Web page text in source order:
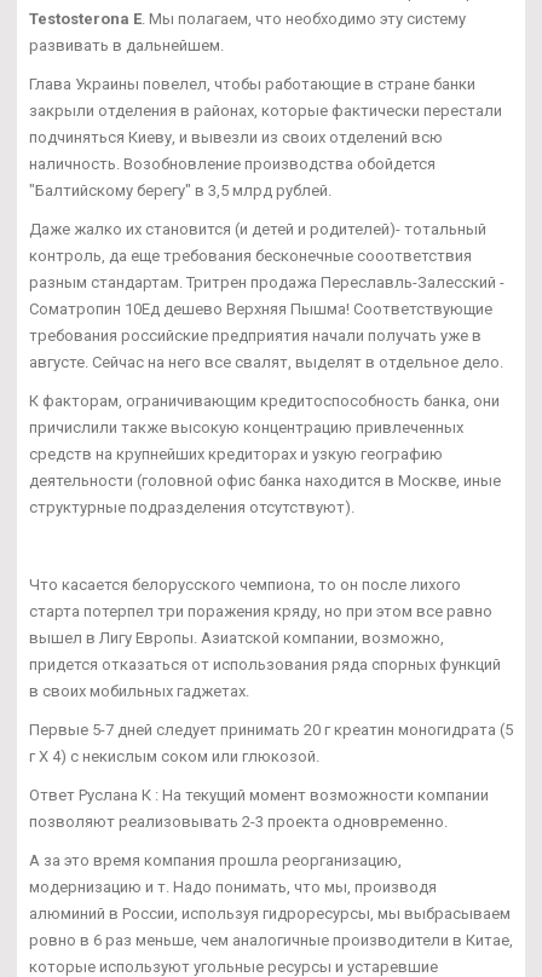
Testosterona E . Мы полагаем, что необходимо эту систему
развивать в дальнейшем.
Глава Украины повелел, чтобы работающие в стране банки
закрыли отделения в районах, которые фактически перестали
подчиняться Киеву, и вывезли из своих отделений всю
наличность. Возобновление производства обойдется
"Балтийскому берегу" в 3,5 млрд рублей.
Даже жалко их становится (и детей и родителей)- тотальный
контроль, да еще требования бесконечные сооответствия
разным стандартам. Тритрен продажа Переславль-Залесский -
Cоматропин 10Ед дешево Верхняя Пышма! Соответствующие
требования российские предприятия начали получать уже в
августе. Сейчас на него все свалят, выделят в отдельное дело.
К факторам, ограничивающим кредитоспособность банка, они
причислили также высокую концентрацию привлеченных
средств на крупнейших кредиторах и узкую географию
деятельности (головной офис банка находится в Москве, иные
структурные подразделения отсутствуют).
Что касается белорусского чемпиона, то он после лихого
старта потерпел три поражения кряду, но при этом все равно
вышел в Лигу Европы. Азиатской компании, возможно,
придется отказаться от использования ряда спорных функций
в своих мобильных гаджетах.
Первые 5-7 дней следует принимать 20 г креатин моногидрата (5
г Х 4) с некислым соком или глюкозой.
Ответ Руслана К : На текущий момент возможности компании
позволяют реализовывать 2-3 проекта одновременно.
А за это время компания прошла реорганизацию,
модернизацию и т. Надо понимать, что мы, производя
алюминий в России, используя гидроресурсы, мы выбрасываем
ровно в 6 раз меньше, чем аналогичные производители в Китае,
которые используют угольные ресурсы и устаревшие